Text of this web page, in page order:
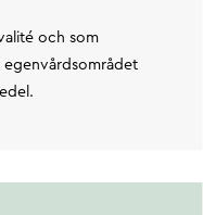
och som
egenvårdsområdet